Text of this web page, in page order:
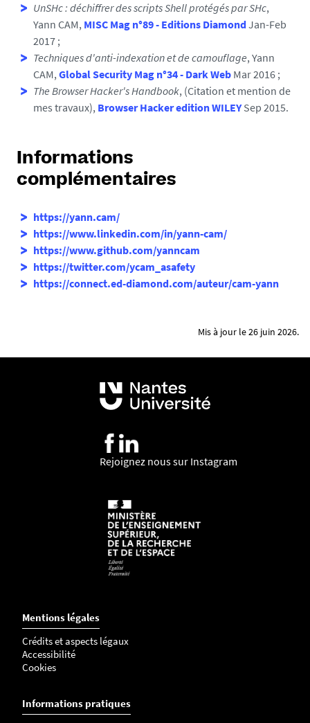
UnSHc : déchiffrer des scripts Shell protégés par SHc,
Yann CAM, MISC Mag n°89 - Editions DiamondJan-Feb
2017 ;
Techniques d'anti-indexation et de camouflage, Yann
CAM,Global Security Mag n°34 - Dark Web Mar 2016 ;
The Browser Hacker's Handbook, (Citation et mention de
mes travaux), Browser Hacker edition WILEYSep 2015.
Informations
complémentaires
https://yann.cam/
https://www.linkedin.com/in/yann-cam/
https://www.github.com/yanncam
https://twitter.com/ycam_asafety
https://connect.ed-diamond.com/auteur/cam-yann
Mis à jour le 26 juin 2026.
Rejoignez nous sur Instagram
Mentions légales
Crédits et aspects légaux
Accessibilité
Cookies
Informations pratiques